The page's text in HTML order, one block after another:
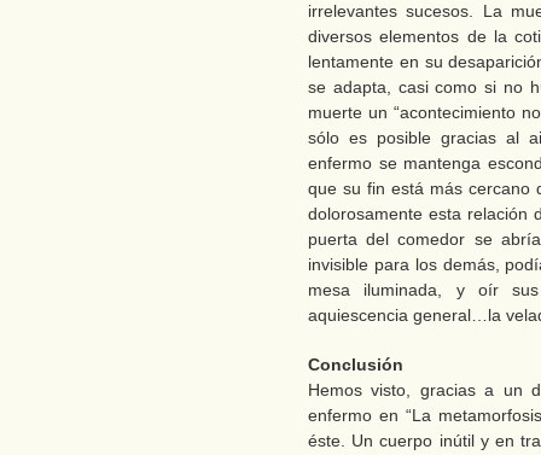
irrelevantes sucesos. La
diversos elementos de la
lentamente en su
se adapta, casi como si no
muerte un “acontecimiento
sólo es posible gracias al
enfermo se mantenga
que su fin está más cercano
dolorosamente esta relación
puerta del comedor se
invisible para los demás,
mesa iluminada, y oír
aquiescencia general…la
Conclusión
Hemos visto, gracias a un
enfermo en “La
éste. Un cuerpo inútil y en